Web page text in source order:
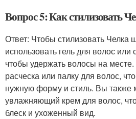
Вопрос 5: Как стилизовать
Ответ: Чтобы стилизовать Челка
использовать гель для волос
чтобы удержать волосы на
расческа или палку для волос,
нужную форму и стиль. Вы также
увлажняющий крем для волос,
блеск и ухоженный вид.